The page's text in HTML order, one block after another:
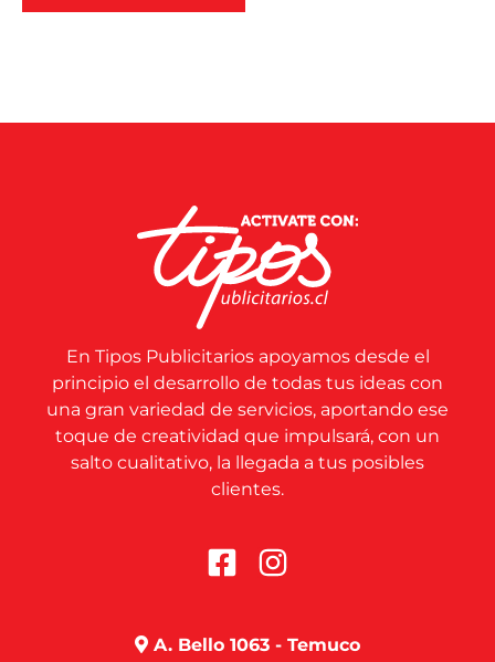
En Tipos Publicitarios apoyamos desde el
principio el desarrollo de todas tus ideas con
una gran variedad de servicios, aportando ese
toque de creatividad que impulsará, con un
salto cualitativo, la llegada a tus posibles
clientes.
A. Bello 1063 - Temuco